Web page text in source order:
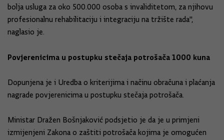
bolja usluga za oko 500.000 osoba s invaliditetom, za njihovu
profesionalnu rehabilitaciju i integraciju na tržište rada",
naglasio je.
Povjerenicima u postupku stečaja potrošača 1000 kuna
Dopunjena je i Uredba o kriterijima i načinu obračuna i plaćanja
nagrade povjerenicima u postupku stečaja potrošača.
Ministar Dražen Bošnjaković podsjetio je da je u primjeni
izmijenjeni Zakona o zaštiti potrošača kojima je omogućen